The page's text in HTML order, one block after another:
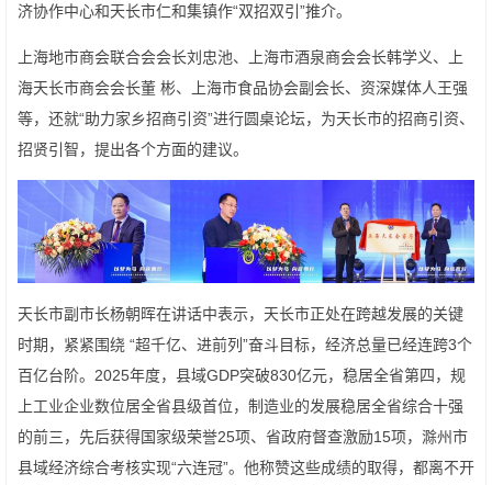
济协作中心和天长市仁和集镇作“双招双引”推介。
上海地市商会联合会会长刘忠池、上海市酒泉商会会长韩学义、上
海天长市商会会长董 彬、上海市食品协会副会长、资深媒体人王强
等，还就“助力家乡招商引资”进行圆桌论坛，为天长市的招商引资、
招贤引智，提出各个方面的建议。
天长市副市长杨朝晖在讲话中表示，天长市正处在跨越发展的关键
时期，紧紧围绕 “超千亿、进前列”奋斗目标，经济总量已经连跨3个
百亿台阶。2025年度，县域GDP突破830亿元，稳居全省第四，规
上工业企业数位居全省县级首位，制造业的发展稳居全省综合十强
的前三，先后获得国家级荣誉25项、省政府督查激励15项，滁州市
县域经济综合考核实现“六连冠”。他称赞这些成绩的取得，都离不开